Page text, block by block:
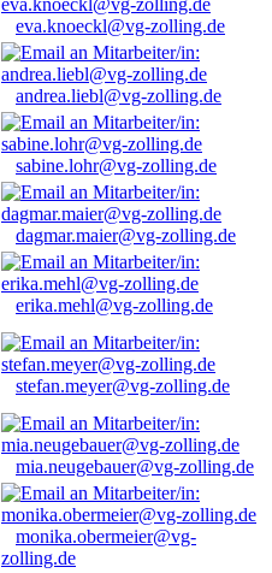
eva.knoeckl@vg-zolling.de
andrea.liebl@vg-zolling.de
sabine.lohr@vg-zolling.de
dagmar.maier@vg-zolling.de
erika.mehl@vg-zolling.de
stefan.meyer@vg-zolling.de
mia.neugebauer@vg-zolling.de
monika.obermeier@vg-
zolling.de